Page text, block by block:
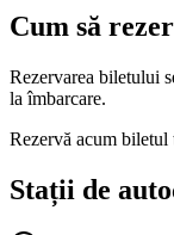
Cum să
Rezervarea biletului
la îmbarcare.
Rezervă acum
Stații de